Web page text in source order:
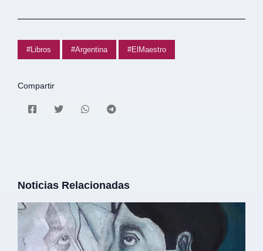
#Libros #Argentina #ElMaestro
Compartir
Noticias Relacionadas